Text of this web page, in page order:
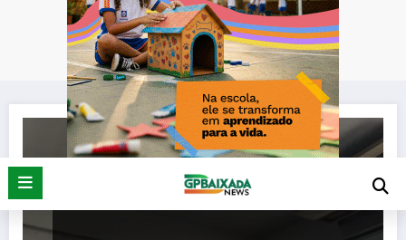
Tag: Deslizamentos
Página inicial Deslizamentos